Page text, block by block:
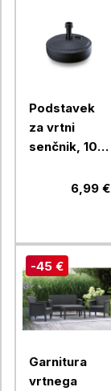
Podstavek
za vrtni
senčnik, 10L,
mm, črn6,99 €
-45 €
Garnitura
vrtnega